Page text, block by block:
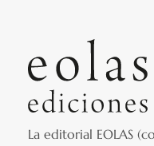
La editorial EOLAS